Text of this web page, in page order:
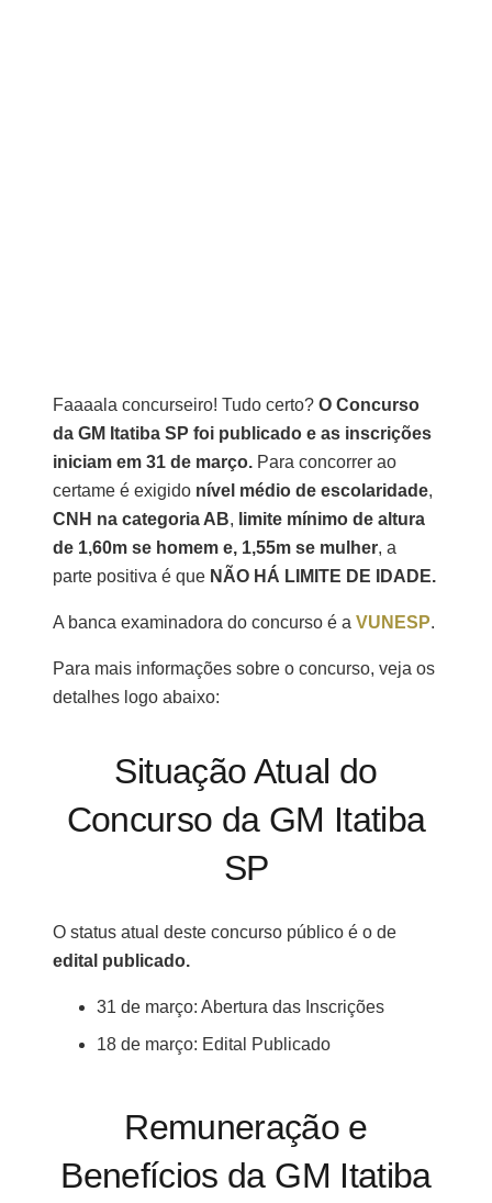
Faaaala concurseiro! Tudo certo? O Concurso
da GM Itatiba SP foi publicado e as inscrições
iniciam em 31 de março. Para concorrer ao
certame é exigido nível médio de escolaridade,
CNH na categoria AB, limite mínimo de altura
de 1,60m se homem e, 1,55m se mulher, a
parte positiva é que NÃO HÁ LIMITE DE IDADE.
A banca examinadora do concurso é a VUNESP.
Para mais informações sobre o concurso, veja os
detalhes logo abaixo:
Situação Atual do
Concurso da GM Itatiba
SP
O status atual deste concurso público é o de
edital publicado.
31 de março: Abertura das Inscrições
18 de março: Edital Publicado
Remuneração e
Benefícios da GM Itatiba